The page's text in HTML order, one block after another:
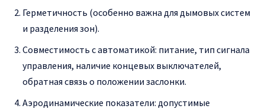
Герметичность (особенно важна для дымовых систем
и разделения зон).
Совместимость с автоматикой: питание, тип сигнала
управления, наличие концевых выключателей,
обратная связь о положении заслонки.
Аэродинамические показатели: допустимые